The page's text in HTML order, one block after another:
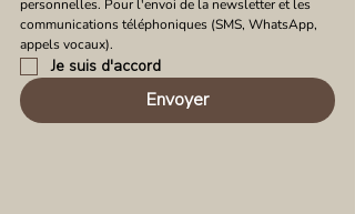
personnelles. Pour l'envoi de la newsletter et les
communications téléphoniques (SMS, WhatsApp,
appels vocaux).
Je suis d'accord
Envoyer